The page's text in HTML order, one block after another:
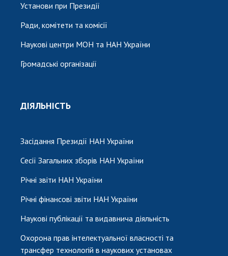
Установи при Президії
Ради, комітети та комісії
Наукові центри МОН та НАН України
Громадські організації
ДІЯЛЬНІСТЬ
Засідання Президії НАН України
Сесії Загальних зборів НАН України
Річні звіти НАН України
Річні фінансові звіти НАН України
Наукові публікації та видавнича діяльність
Охорона прав інтелектуальної власності та
трансфер технологій в наукових установах